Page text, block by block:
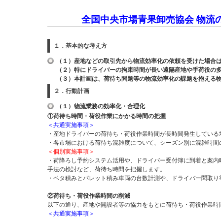
全国中央市場青果卸売協会 物流
１．基本的な考え方
（１）産地などの取引先から物流効率化の依頼を受けた場合
（２）特にドライバーの拘束時間が長い遠隔産地や手荷役の
（３）本計画は、荷待ち問題等の物流効率化の課題を抱え
２．行動計画
（１）物流業務の効率化・合理化
①荷待ち時間・荷役作業にかかる時間の把握
＜共通実施事項＞
・産地ドライバーの荷待ち・荷役作業時間が長時間発生してい
・各市場における荷待ち混雑度について、シーズン別に混雑時
＜個別実施事項＞
・荷降ろし予約システム活用や、ドライバー受付簿に到着と案
手法の検討など、荷待ち時間を把握します。
・ベタ積みとパレット積み車両の台数計測や、ドライバー聞取
②荷待ち・荷役作業時間の削減
以下の通り、産地や開設者等の協力をもとに荷待ち・荷役作業
＜共通実施事項＞